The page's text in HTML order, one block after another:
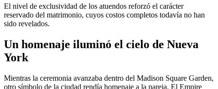
El nivel de exclusividad de los atuendos reforzó el carácter
reservado del matrimonio, cuyos costos completos todavía no han
sido revelados.
Un homenaje iluminó el cielo de Nueva
York
Mientras la ceremonia avanzaba dentro del Madison Square Garden,
otro símbolo de la ciudad rendía homenaje a la pareja. El Empire